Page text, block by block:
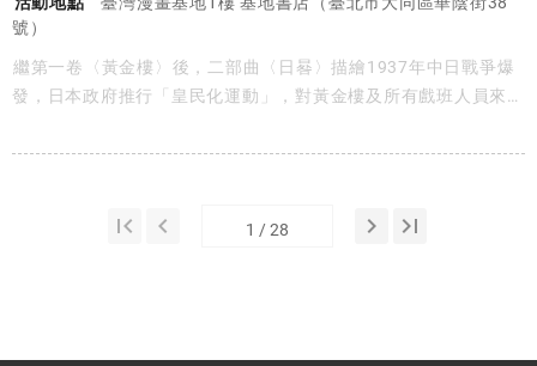
號）
繼第一卷〈黃金樓〉後，二部曲〈日晷〉描繪1937年中日戰爭爆
發，日本政府推行「皇民化運動」，對黃金樓及所有戲班人員來
串翻天覆地的挑戰宛如巨浪般洶湧襲來。「娛樂，是一群人清醒在
分鏡節奏，到布袋戲演出與舞台氛圍的視覺呈現，在命運與時局之
first_page keyboard_arrow_left keyboard_arrow_right last_page